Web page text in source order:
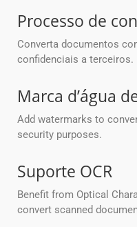
Processo de
Converta documentos
confidenciais a terceiros.
Marca d’água
Add watermarks to
security purposes.
Suporte OCR
Benefit from Optical
convert scanned